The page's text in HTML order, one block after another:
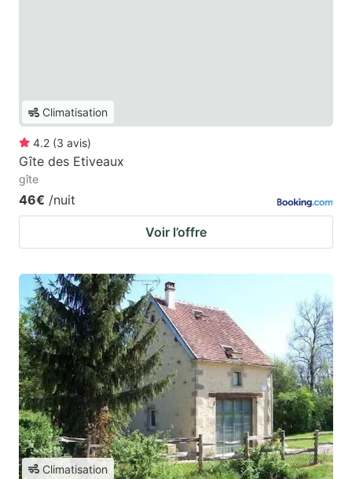
Climatisation
4.2 (3 avis)
Gîte des Etiveaux
gîte
46€ /nuit
Voir l’offre
Climatisation